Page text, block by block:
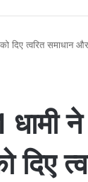
त्वरित समाधान
ने
दिए